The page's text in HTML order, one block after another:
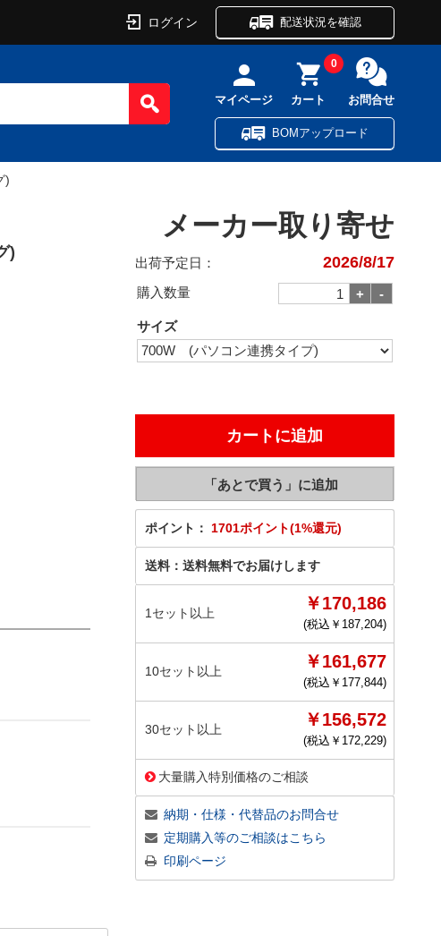
ログイン 配送状況を確認
マイページ カート
0
お問合せ
BOMアップロード
)
)
メーカー取り寄せ
出荷予定日： 2026/8/17
購入数量
サイズ
ポイント： 1701ポイント(1%還元)
送料： 送料無料でお届けします
1セット以上 ￥170,186
(税込￥ 187,204)
10セット以上 ￥161,677
(税込￥ 177,844)
30セット以上 ￥156,572
(税込￥ 172,229)
大量購入特別価格のご相談
納期・仕様・代替品のお問合せ
定期購入等のご相談はこちら
印刷ページ